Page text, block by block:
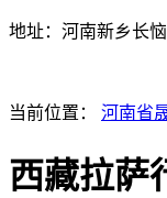
地址： 河南新乡长
当前位置： 河南省
西藏拉萨